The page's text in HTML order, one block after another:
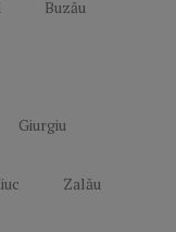
Buzău
Giurgiu
Zalău